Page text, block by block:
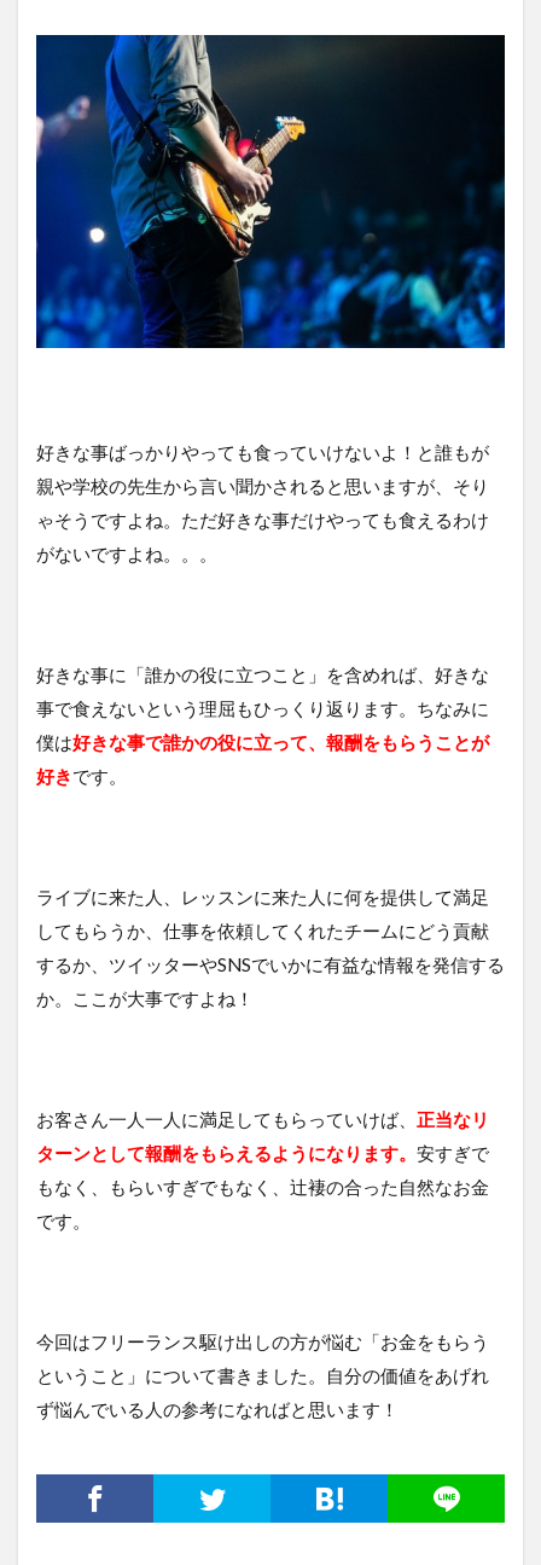
好きな事ばっかりやっても食っていけないよ！と誰もが
親や学校の先生から言い聞かされると思いますが、そり
ゃそうですよね。ただ好きな事だけやっても食えるわけ
がないですよね。。。
好きな事に「誰かの役に立つこと」を含めれば、好きな
事で食えないという理屈もひっくり返ります。ちなみに
僕は好きな事で誰かの役に立って、報酬をもらうことが
好きです。
ライブに来た人、レッスンに来た人に何を提供して満足
してもらうか、仕事を依頼してくれたチームにどう貢献
するか、ツイッターやSNSでいかに有益な情報を発信する
か。ここが大事ですよね！
お客さん一人一人に満足してもらっていけば、 正当なリ
ターンとして報酬をもらえるようになります。 安すぎで
もなく、もらいすぎでもなく、辻褄の合った自然なお金
です。
今回はフリーランス駆け出しの方が悩む「お金をもらう
ということ」について書きました。自分の価値をあげれ
ず悩んでいる人の参考になればと思います！